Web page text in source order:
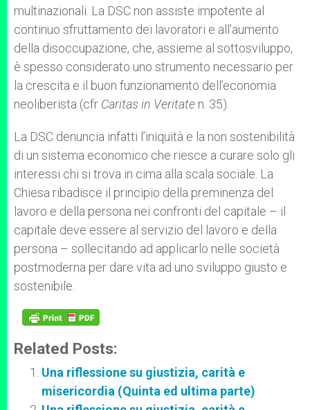
multinazionali. La DSC non assiste impotente al
continuo sfruttamento dei lavoratori e all’aumento
della disoccupazione, che, assieme al sottosviluppo,
è spesso considerato uno strumento necessario per
la crescita e il buon funzionamento dell’economia
neoliberista (cfr Caritas in Veritate n. 35).
La DSC denuncia infatti l’iniquità e la non sostenibilità
di un sistema economico che riesce a curare solo gli
interessi chi si trova in cima alla scala sociale. La
Chiesa ribadisce il principio della preminenza del
lavoro e della persona nei confronti del capitale – il
capitale deve essere al servizio del lavoro e della
persona – sollecitando ad applicarlo nelle società
postmoderna per dare vita ad uno sviluppo giusto e
sostenibile.
Related Posts:
Una riflessione su giustizia, carità e
misericordia (Quinta ed ultima parte)